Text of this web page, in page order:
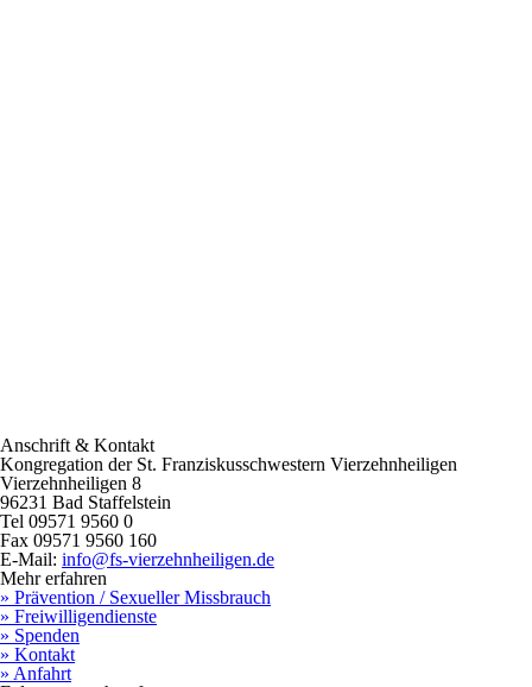
Anschrift & Kontakt
Kongregation der St. Franziskusschwestern Vierzehnheiligen
Vierzehnheiligen 8
96231 Bad Staffelstein
Tel 09571 9560 0
Fax 09571 9560 160
E-Mail: info@fs-vierzehnheiligen.de
Mehr erfahren
» Prävention / Sexueller Missbrauch
» Freiwilligendienste
» Spenden
» Kontakt
» Anfahrt